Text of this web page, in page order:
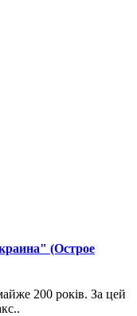
(Острое
200 років. За цей